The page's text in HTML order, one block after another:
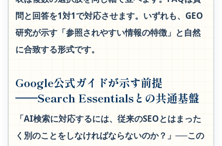
問と回答を1対1で対応させます。いずれも、GEO
研究が示す「参照されやすい情報の特徴」と自然
に合致する形式です。
Google公式ガイドが示す前提
──Search Essentialsとの共通基盤
「AI検索に対応するには、従来のSEOとはまった
く別のことをしなければならないのか？」──この